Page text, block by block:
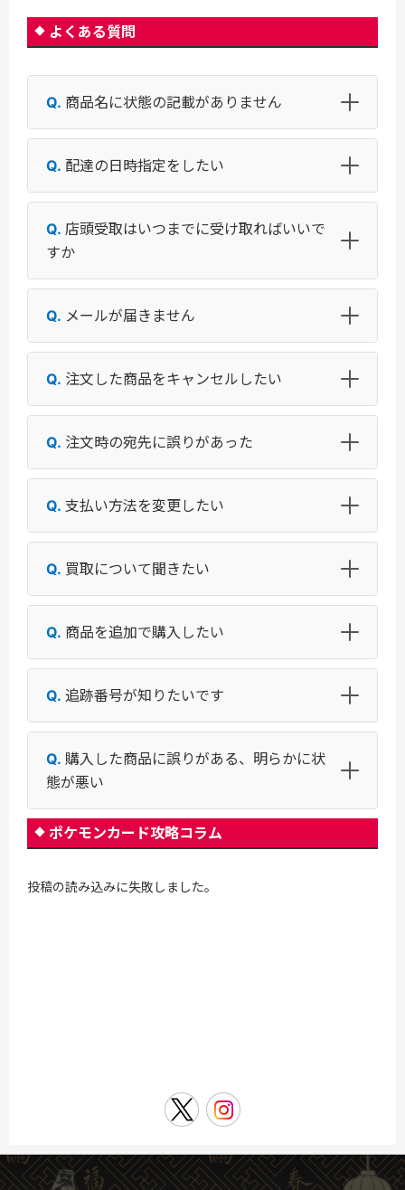
よくある質問
商品名に状態の記載がありません
配達の日時指定をしたい
店頭受取はいつまでに受け取ればいいで
すか
メールが届きません
注文した商品をキャンセルしたい
注文時の宛先に誤りがあった
支払い方法を変更したい
買取について聞きたい
商品を追加で購入したい
追跡番号が知りたいです
購入した商品に誤りがある、明らかに状
態が悪い
ポケモンカード攻略コラム
投稿の読み込みに失敗しました。